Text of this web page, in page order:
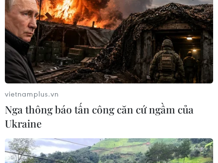
TIN LIÊN QUAN
vietnamplus.vn
Nga thông báo tấn công căn cứ ngầm của
Ukraine